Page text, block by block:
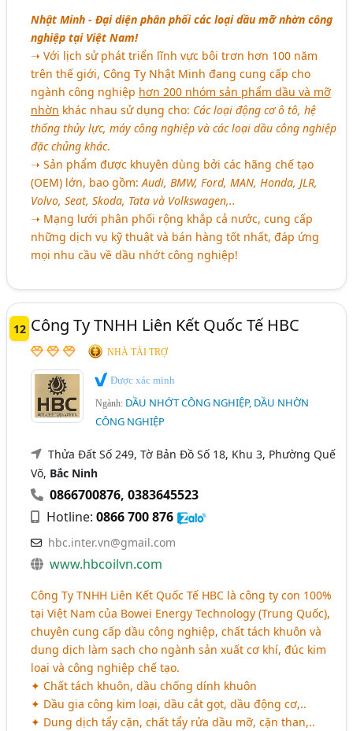
Nhật Minh - Đại diện phân phối các loại dầu mỡ nhờn công
nghiệp tại Việt Nam!
➝ Với lịch sử phát triển lĩnh vực bôi trơn hơn 100 năm
trên thế giới, Công Ty Nhật Minh đang cung cấp cho
ngành công nghiệp hơn 200 nhóm sản phẩm dầu và mỡ
nhờn khác nhau sử dụng cho: Các loại động cơ ô tô, hệ
thống thủy lực, máy công nghiệp và các loại dầu công nghiệp
đặc chủng khác.
➝ Sản phẩm được khuyên dùng bởi các hãng chế tạo
(OEM) lớn, bao gồm:Audi, BMW, Ford, MAN, Honda, JLR,
Volvo, Seat, Skoda, Tata và Volkswagen,..
➝ Mạng lưới phân phối rộng khắp cả nước, cung cấp
những dịch vụ kỹ thuật và bán hàng tốt nhất, đáp ứng
mọi nhu cầu về dầu nhớt công nghiệp!
12 Công Ty TNHH Liên Kết Quốc Tế HBC
NHÀ TÀI TRỢ
Được xác minh
Ngành: DẦU NHỚT CÔNG NGHIỆP, DẦU NHỜN
CÔNG NGHIỆP
Thửa Đất Số 249, Tờ Bản Đồ Số 18, Khu 3, Phường Quế
Võ, Bắc Ninh
0866700876,0383645523
Hotline:0866 700 876
hbc.inter.vn@gmail.com
www.hbcoilvn.com
Công Ty TNHH Liên Kết Quốc Tế HBC là công ty con 100%
tại Việt Nam của Bowei Energy Technology (Trung Quốc),
chuyên cung cấp dầu công nghiệp, chất tách khuôn và
dung dịch làm sạch cho ngành sản xuất cơ khí, đúc kim
loại và công nghiệp chế tạo.
✦ Chất tách khuôn, dầu chống dính khuôn
✦ Dầu gia công kim loại, dầu cắt gọt, dầu động cơ,..
✦ Dung dịch tẩy cặn, chất tẩy rửa dầu mỡ, cặn than,..